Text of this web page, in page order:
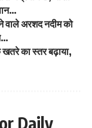
वाले अरशद नदीम को
का स्तर बढ़ाया,
Daily